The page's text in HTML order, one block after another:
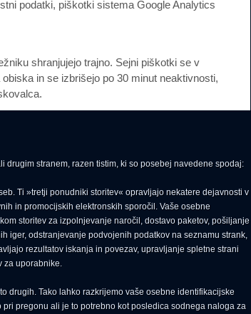
podatki, piškotki sistema Google Analytics
shranjujejo trajno. Sejni piškotki se v
in se izbrišejo po 30 minut neaktivnosti,
stranem, razen tistim, ki so posebej navedene spodaj:
Ti »tretji ponudniki storitev« opravljajo nekatere dejavnosti v
in promocijskih elektronskih sporočil. Vaše osebne
storitev za izpolnjevanje naročil, dostavo paketov, pošiljanje
iger, odstranjevanje podvojenih podatkov na seznamu strank,
rezultatov iskanja in povezav, upravljanje spletne strani
za uporabnike.
drugih. Tako lahko razkrijemo vaše osebne identifikacijske
pregonu ali je to potrebno kot posledica sodnega naloga za